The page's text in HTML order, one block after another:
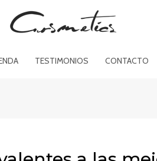
TESTIMONIOS CONTACTO